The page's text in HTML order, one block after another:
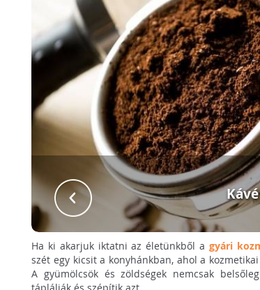
Kávé
Ha ki akarjuk iktatni az életünkből a gyári
szét egy kicsit a konyhánkban, ahol a
A gyümölcsök és zöldségek nemcsak